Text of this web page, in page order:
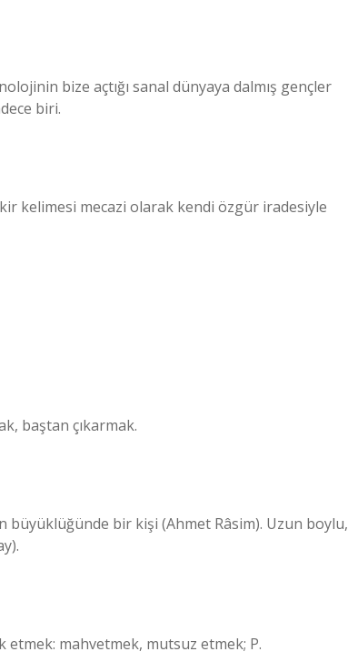
bize açtığı sanal dünyaya dalmış gençler
biri.
kelimesi mecazi olarak kendi özgür iradesiyle
baştan çıkarmak.
büyüklüğünde bir kişi (Ahmet Râsim). Uzun boylu,
etmek: mahvetmek, mutsuz etmek; P.